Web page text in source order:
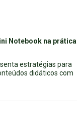
Notebook na prática
estratégias para
didáticos com